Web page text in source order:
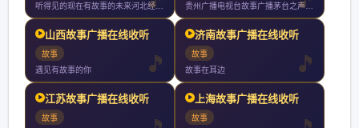
听得见的现在有故事的未来河北经济广播讲述燕赵传奇传播河北声音
贵州广播电视台故事广播茅台之声于年月日经国家广电总局正式批准
山西故事广播在线收听
故事
遇见有故事的你
济南故事广播在线收听
故事
故事在耳边
江苏故事广播在线收听
故事
上海故事广播在线收听
故事